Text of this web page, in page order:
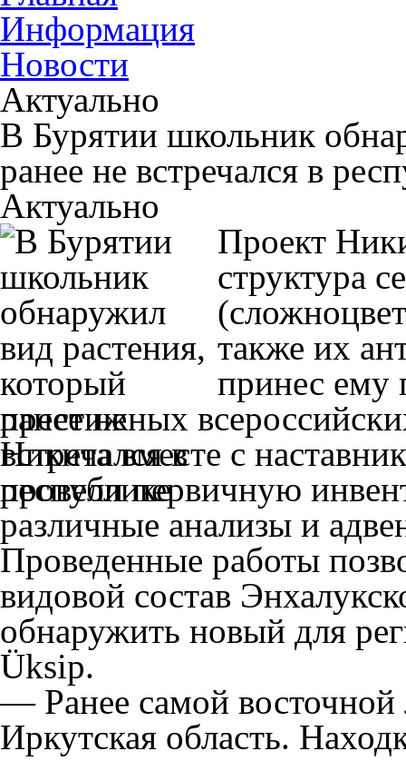
Информация
Новости
Актуально
В Бурятии школьник
ранее не встречался в
Актуально
Проект
структура
также их
принес ему
престижных
Никита вместе с
провели первичную
различные анализы и
Проведенные работы
видовой состав
обнаружить новый для
Üksip.
— Ранее самой восточной
Иркутская область.